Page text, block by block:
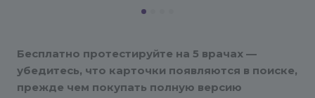
Бесплатно протестируйте на 5 врачах —
убедитесь, что карточки появляются в поиске,
прежде чем покупать полную версию